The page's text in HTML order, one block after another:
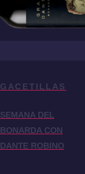
GACETILLAS
SEMANA DEL
BONARDA CON
DANTE ROBINO